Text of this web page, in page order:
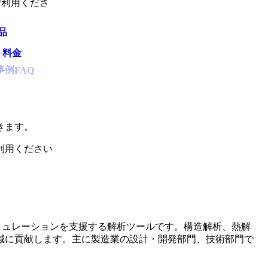
用くださ
料金
例FAQ
す。
用ください
レーションを支援する解析ツールです。構造解析、熱解
貢献します。主に製造業の設計・開発部門、技術部門で